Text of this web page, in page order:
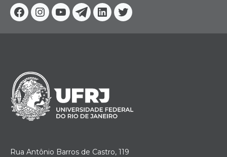
Facebook
Instagram
YoutubeTelegram
Linkedin
Twitter
Rua Antônio Barros de Castro, 119